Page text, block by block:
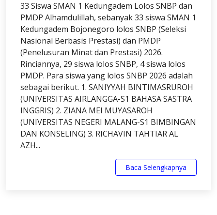
33 Siswa SMAN 1 Kedungadem Lolos SNBP dan
PMDP Alhamdulillah, sebanyak 33 siswa SMAN 1
Kedungadem Bojonegoro lolos SNBP (Seleksi
Nasional Berbasis Prestasi) dan PMDP
(Penelusuran Minat dan Prestasi) 2026.
Rinciannya, 29 siswa lolos SNBP, 4 siswa lolos
PMDP. Para siswa yang lolos SNBP 2026 adalah
sebagai berikut. 1. SANIYYAH BINTIMASRUROH
(UNIVERSITAS AIRLANGGA-S1 BAHASA SASTRA
INGGRIS) 2. ZIANA MEI MUYASAROH
(UNIVERSITAS NEGERI MALANG-S1 BIMBINGAN
DAN KONSELING) 3. RICHAVIN TAHTIAR AL
AZH...
Baca Selengkapnya